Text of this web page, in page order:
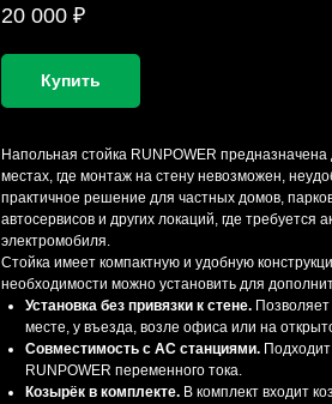
20 000 ₽
Купить
Напольная стойка RUNPOWER
местах, где монтаж на стену невозможен,
практичное решение для частных домов,
автосервисов и других локаций, где требуется
электромобиля.
Стойка имеет компактную и удобную
необходимости можно установить для
Установка без привязки к стене.
месте, у въезда, возле офиса или на
Совместимость с AC станциями.
RUNPOWER переменного тока.
Козырёк в комплекте. В комплект входит